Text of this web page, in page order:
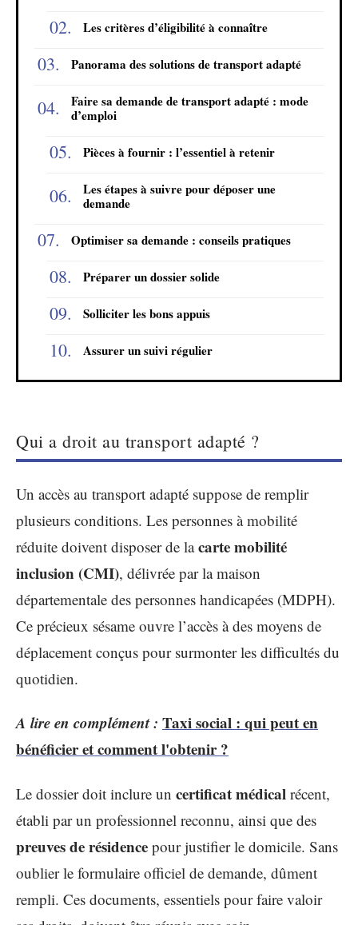
Les critères d’éligibilité à connaître
Panorama des solutions de transport adapté
Faire sa demande de transport adapté : mode
d’emploi
Pièces à fournir : l’essentiel à retenir
Les étapes à suivre pour déposer une
demande
Optimiser sa demande : conseils pratiques
Préparer un dossier solide
Solliciter les bons appuis
Assurer un suivi régulier
Qui a droit au transport adapté ?
Un accès au transport adapté suppose de remplir
plusieurs conditions. Les personnes à mobilité
réduite doivent disposer de lacarte mobilité
inclusion (CMI), délivrée par la maison
départementale des personnes handicapées (MDPH).
Ce précieux sésame ouvre l’accès à des moyens de
déplacement conçus pour surmonter les difficultés du
quotidien.
A lire en complément : Taxi social : qui peut en
bénéficier et comment l'obtenir ?
Le dossier doit inclure un certificat médical récent,
établi par un professionnel reconnu, ainsi que des
preuves de résidence pour justifier le domicile. Sans
oublier le formulaire officiel de demande, dûment
rempli. Ces documents, essentiels pour faire valoir